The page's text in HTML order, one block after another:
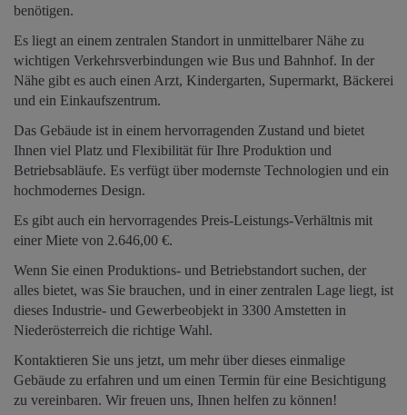
benötigen.
Es liegt an einem zentralen Standort in unmittelbarer Nähe zu
wichtigen Verkehrsverbindungen wie Bus und Bahnhof. In der
Nähe gibt es auch einen Arzt, Kindergarten, Supermarkt, Bäckerei
und ein Einkaufszentrum.
Das Gebäude ist in einem hervorragenden Zustand und bietet
Ihnen viel Platz und Flexibilität für Ihre Produktion und
Betriebsabläufe. Es verfügt über modernste Technologien und ein
hochmodernes Design.
Es gibt auch ein hervorragendes Preis-Leistungs-Verhältnis mit
einer Miete von 2.646,00 €.
Wenn Sie einen Produktions- und Betriebstandort suchen, der
alles bietet, was Sie brauchen, und in einer zentralen Lage liegt, ist
dieses Industrie- und Gewerbeobjekt in 3300 Amstetten in
Niederösterreich die richtige Wahl.
Kontaktieren Sie uns jetzt, um mehr über dieses einmalige
Gebäude zu erfahren und um einen Termin für eine Besichtigung
zu vereinbaren. Wir freuen uns, Ihnen helfen zu können!